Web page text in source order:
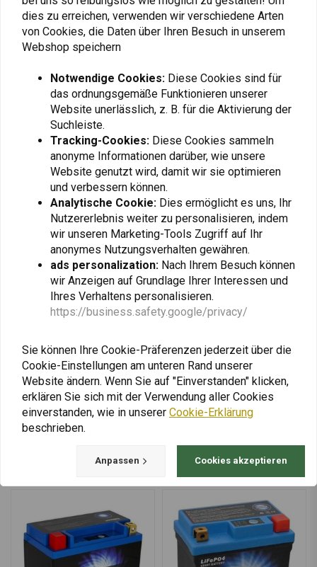
Ähnliche Produkte
Lithium Ionen Akku |
€204,12
SHIDO
Lithium Ionen Akku |
€94,59
Mehr laden
dies zu erreichen, verwenden wir verschiedene Arten
von Cookies, die Daten über Ihren Besuch in unserem
Webshop speichern
Notwendige Cookies: Diese Cookies sind für
das ordnungsgemäße Funktionieren unserer
Website unerlässlich, z. B. für die Aktivierung der
Suchleiste.
Tracking-Cookies: Diese Cookies sammeln
anonyme Informationen darüber, wie unsere
Website genutzt wird, damit wir sie optimieren
und verbessern können.
Analytische Cookie: Dies ermöglicht es uns, Ihr
Nutzererlebnis weiter zu personalisieren, indem
wir unseren Marketing-Tools Zugriff auf Ihr
anonymes Nutzungsverhalten gewähren.
ads personalization: Nach Ihrem Besuch können
wir Anzeigen auf Grundlage Ihrer Interessen und
Ihres Verhaltens personalisieren.
https://business.safety.google/privacy/
Sie können Ihre Cookie-Präferenzen jederzeit über die
Cookie-Einstellungen am unteren Rand unserer
Website ändern. Wenn Sie auf "Einverstanden" klicken,
erklären Sie sich mit der Verwendung aller Cookies
einverstanden, wie in unserer Cookie-Erklärung
beschrieben.
Anpassen Cookies akzeptieren